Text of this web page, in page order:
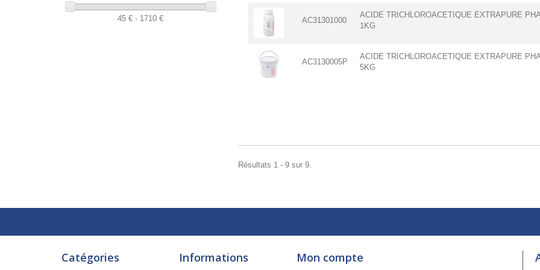
45 € - 1710 € AC31301000
ACIDE TRICHLOROACETIQUE EXTRAPURE
1KG
AC3130005P
ACIDE TRICHLOROACETIQUE EXTRAPURE
5KG
Résultats 1 - 9 sur 9.
Catégories Informations Mon compte